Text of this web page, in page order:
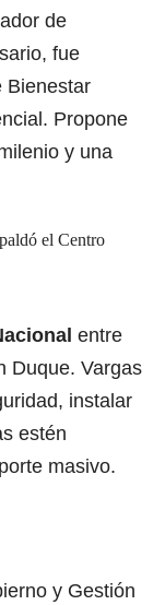
de
fue
Bienestar
Propone
y una
el Centro
entre
Duque. Vargas
instalar
estén
masivo.
y Gestión